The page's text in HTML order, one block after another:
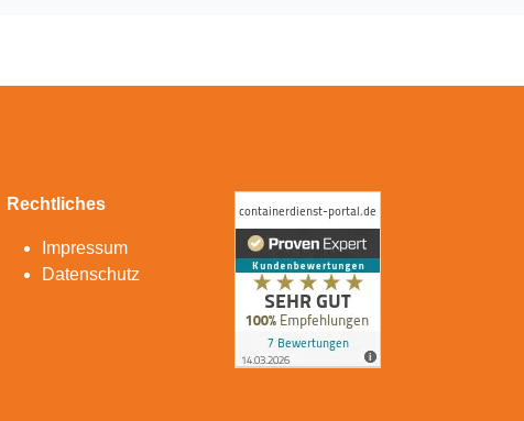
Rechtliches
Impressum
Datenschutz